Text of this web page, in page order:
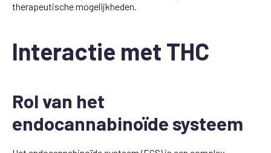
therapeutische mogelijkheden.
Interactie met THC
Rol van het
endocannabinoïde systeem